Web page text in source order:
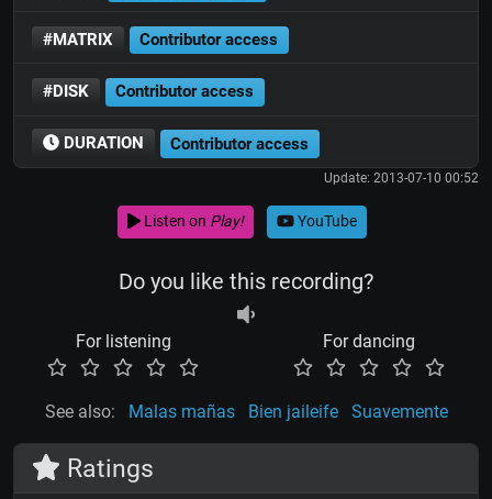
#MATRIX Contributor access
#DISK Contributor access
DURATION Contributor access
Update: 2013-07-10 00:52
Listen on Play! YouTube
Do you like this recording?
For listening For dancing
See also: Malas mañas Bien jaileife Suavemente
Ratings